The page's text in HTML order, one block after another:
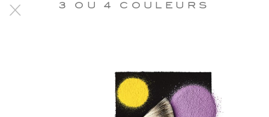
X 3 OU 4 COULEURS